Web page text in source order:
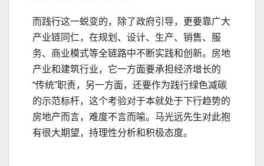
而践行这一蜕变的，除了政府引导，更要靠广大
产业链同仁，在规划、设计、生产、销售、服
务、商业模式等全链路中不断实践和创新。房地
产业和建筑行业，它一方面要承担经济增长的
“传统”职责，另一方面，还要作为践行绿色减碳
的示范标杆，这个考验对于本就处于下行趋势的
房地产而言，难度不言而喻。马光远先生对此抱
有很大期望，持理性分析和积极态度。